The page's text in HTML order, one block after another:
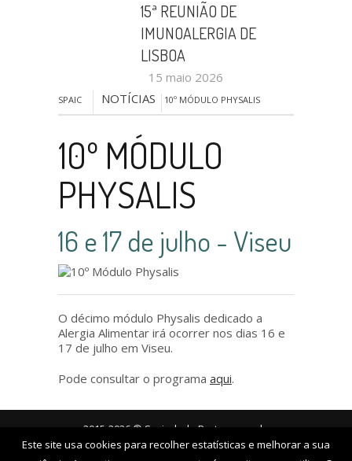
15ª REUNIÃO DE
IMUNOALERGIA DE
LISBOA
15 maio 2026
SPAIC NOTÍCIAS 10º MÓDULO PHYSALIS
10º MÓDULO
PHYSALIS
16 e 17 de julho - Viseu
O décimo módulo Physalis dedicado a
Alergia Alimentar irá ocorrer nos dias 16 e
17 de julho em Viseu.
Pode consultar o programa aqui.
2015-2026 © Sociedade Portuguesa de
Alergologia e Imunologia Clínica
Política de
Este site usa cookies para recolher estatísticas e melhorar a sua